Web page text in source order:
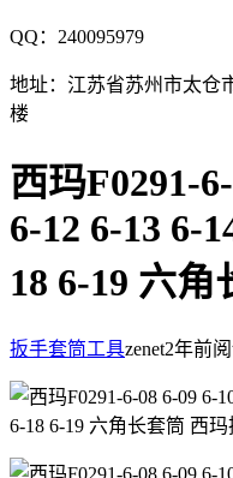
QQ：240095979
地址：江苏省苏州市太仓
楼
西玛F0291-
6-12 6-13 6-
18 6-19 六角
扳手套筒工具zenet2年前